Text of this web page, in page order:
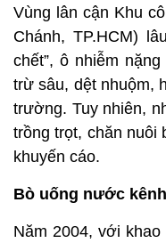
Vùng lân cận Khu
Chánh, TP.HCM)
chết”, ô nhiễm
trừ sâu, dệt nhuộm,
trường. Tuy nhiên,
trồng trọt, chăn nuôi
khuyến cáo.
Bò uống nước
Năm 2004, với